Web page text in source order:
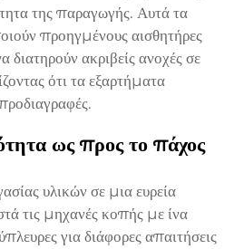
της παραγωγής. Αυτά τα
προηγμένους αισθητήρες
διατηρούν ακριβείς ανοχές σε
ότι τα εξαρτήματα
ως προς το πάχος
υλικών σε μια ευρεία
τις μηχανές κοπής με ίνα
για διάφορες απαιτήσεις